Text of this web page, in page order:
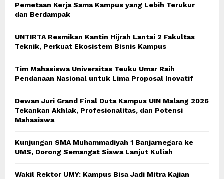
Pemetaan Kerja Sama Kampus yang Lebih Terukur
dan Berdampak
UNTIRTA Resmikan Kantin Hijrah Lantai 2 Fakultas
Teknik, Perkuat Ekosistem Bisnis Kampus
Tim Mahasiswa Universitas Teuku Umar Raih
Pendanaan Nasional untuk Lima Proposal Inovatif
Dewan Juri Grand Final Duta Kampus UIN Malang 2026
Tekankan Akhlak, Profesionalitas, dan Potensi
Mahasiswa
Kunjungan SMA Muhammadiyah 1 Banjarnegara ke
UMS, Dorong Semangat Siswa Lanjut Kuliah
Wakil Rektor UMY: Kampus Bisa Jadi Mitra Kajian